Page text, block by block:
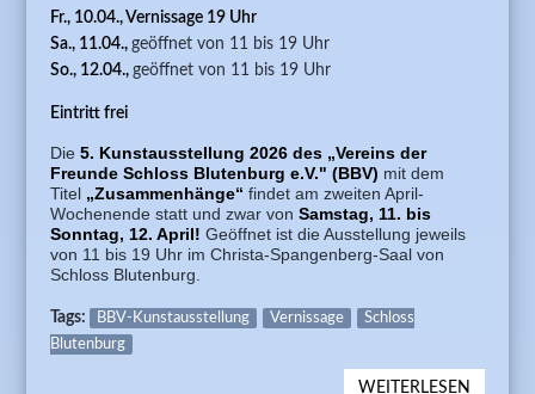
Fr., 10.04.,Vernissage 19 Uhr
Sa., 11.04.,geöffnet von 11 bis 19 Uhr
So., 12.04.,geöffnet von 11 bis 19 Uhr
Eintritt frei
Die 5. Kunstausstellung 2026 des „Vereins der
Freunde Schloss Blutenburg e.V." (BBV) mit dem
Titel „Zusammenhänge“ findet am zweiten April-
Wochenende statt und zwar vonSamstag, 11. bis
Sonntag, 12. April! Geöffnet ist die Ausstellung jeweils
von 11 bis 19 Uhr im Christa-Spangenberg-Saal von
Schloss Blutenburg.
Tags: BBV-Kunstausstellung Vernissage
Schloss
Blutenburg
WEITERLESEN